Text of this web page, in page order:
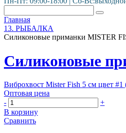
Главная
13. РЫБАЛКА
Силиконовые приманки MISTER
Силиконовые
Виброхвост Mister Fish 5 см цвет
Оптовая цена
-
+
В корзину
Сравнить